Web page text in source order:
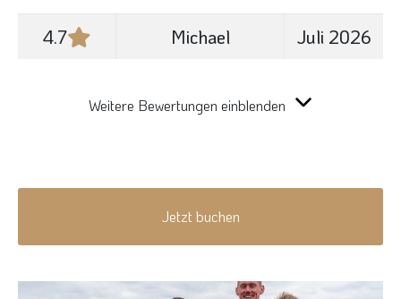
4.7 Michael Juli 2026
Weitere Bewertungen einblenden
Jetzt buchen